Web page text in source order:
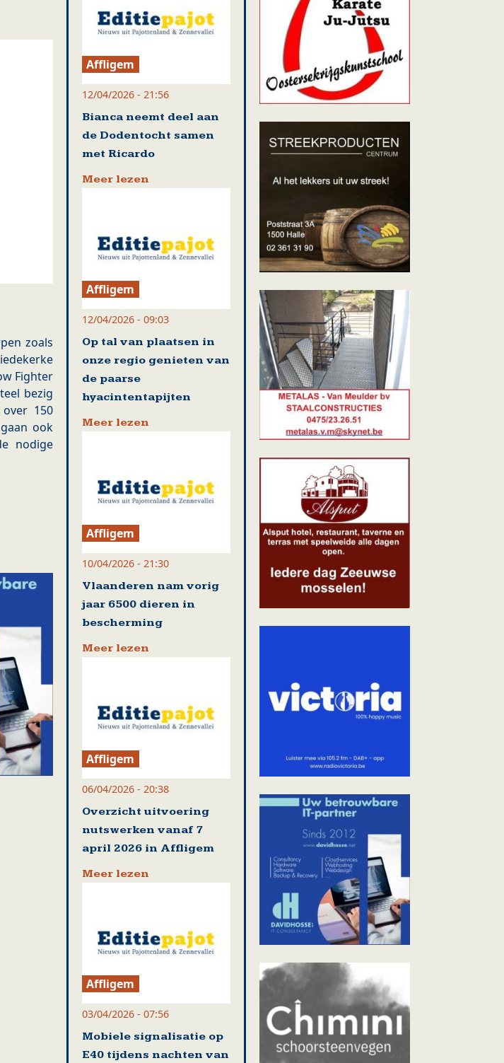
zoals
Fighter
bezig
150
ook
nodige
Affligem
12/04/2026 - 21:56
Bianca neemt deel aan
de Dodentocht samen
met Ricardo
Meer lezen
Affligem
12/04/2026 - 09:03
Op tal van plaatsen in
onze regio genieten van
de paarse
hyacintentapijten
Meer lezen
Affligem
10/04/2026 - 21:30
Vlaanderen nam vorig
jaar 6500 dieren in
bescherming
Meer lezen
Affligem
06/04/2026 - 20:38
Overzicht uitvoering
nutswerken vanaf 7
april 2026 in Affligem
Meer lezen
Affligem
03/04/2026 - 07:56
Mobiele signalisatie op
E40 tijdens nachten van